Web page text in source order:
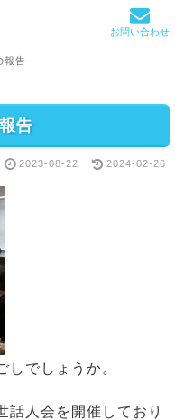
報告
告
2023-08-22 2024-02-26
でしょうか。
話人会を開催しており
お問い合わせ